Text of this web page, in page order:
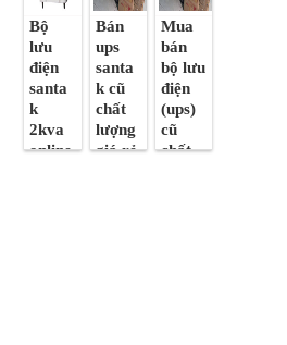
Bộ
lưu
điện
santa
k
2kva
online
Bán
ups
santa
k cũ
chất
lượng
giá rẻ
Mua
bán
bộ lưu
điện
(ups)
cũ
chất